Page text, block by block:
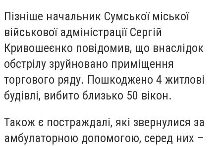
Пізніше начальник Сумської міської
військової адміністрації Сергій
Кривошеєнко повідомив, що внаслідок
обстрілу зруйновано приміщення
торгового ряду. Пошкоджено 4 житлові
будівлі, вибито близько 50 вікон.
Також є постраждалі, які звернулися за
амбулаторною допомогою, серед них –